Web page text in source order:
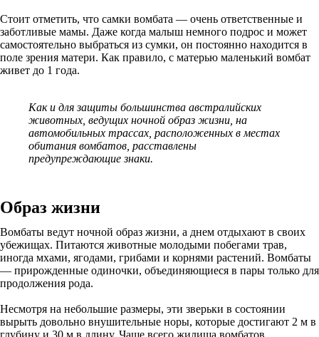
Стоит отметить, что самки вомбата — очень ответственные и
заботливые мамы. Даже когда малыш немного подрос и может
самостоятельно выбраться из сумки, он постоянно находится в
поле зрения матери. Как правило, с матерью маленький вомбат
живет до 1 года.
Как и для защиты большинства австралийских
животных, ведущих ночной образ жизни, на
автомобильных трассах, расположенных в местах
обитания вомбатов, расставлены
предупреждающие знаки.
Образ жизни
Вомбаты ведут ночной образ жизни, а днем отдыхают в своих
убежищах. Питаются животные молодыми побегами трав,
иногда мхами, ягодами, грибами и корнями растений. Вомбаты
— прирожденные одиночки, объединяющиеся в пары только для
продолжения рода.
Несмотря на небольшие размеры, эти зверьки в состоянии
вырыть довольно внушительные норы, которые достигают 2 м в
глубину и 30 м в длину. Чаще всего жилища вомбатов